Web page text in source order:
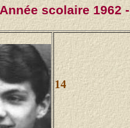
Année scolaire 1962
14